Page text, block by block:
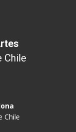
Chile
Chile